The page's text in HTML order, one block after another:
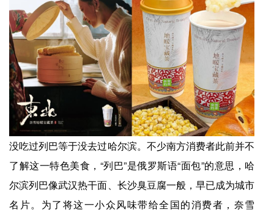
没吃过列巴等于没去过哈尔滨。不少南方消费者此前并不
了解这一特色美食，“列巴”是俄罗斯语“面包”的意思，哈
尔滨列巴像武汉热干面、长沙臭豆腐一般，早已成为城市
名片。为了将这一小众风味带给全国的消费者，奈雪